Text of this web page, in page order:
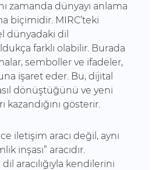
zamanda dünyayı anlama
biçimidir. MIRC’teki
dünyadaki dil
farklı olabilir. Burada
semboller ve ifadeler,
işaret eder. Bu, dijital
dönüştüğünü ve yeni
kazandığını gösterir.
iletişim aracı değil, aynı
inşası” aracıdır.
dil aracılığıyla kendilerini